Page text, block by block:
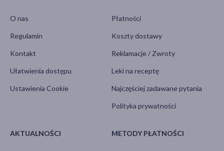
O nas
Regulamin
Kontakt
Ułatwienia dostępu
Ustawienia Cookie
Płatności
Koszty dostawy
Reklamacje / Zwroty
Leki na receptę
Najczęściej zadawane pytania
Polityka prywatności
AKTUALNOŚCI METODY PŁATNOŚCI